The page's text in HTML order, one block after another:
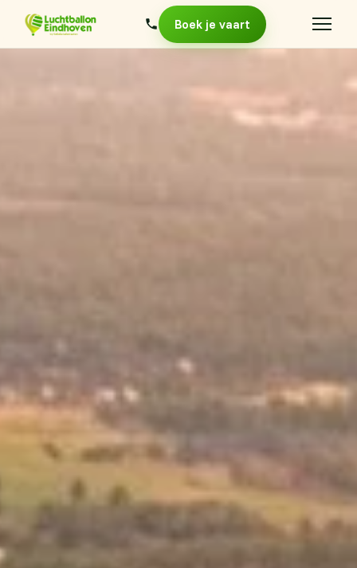
Boek je vaart